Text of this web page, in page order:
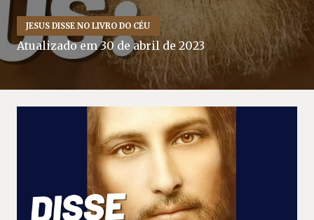
JESUS DISSE NO LIVRO DO CÉU
Atualizado em30 de abril de 2023